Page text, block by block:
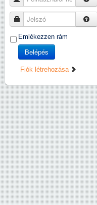
Jelszó
Emlékezzen rám
Belépés
Fiók létrehozása